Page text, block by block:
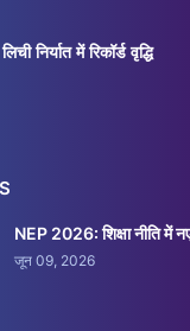
निर्यात में रिकॉर्ड वृद्धि
NEP 2026: शिक्षा नीति में
जून 09, 2026